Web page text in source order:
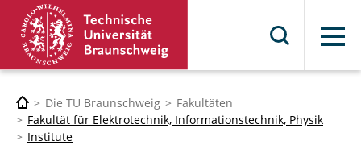
Menü
Die TU Braunschweig
Fakultäten
Fakultät für Elektrotechnik, Informationstechnik, Physik
Institute